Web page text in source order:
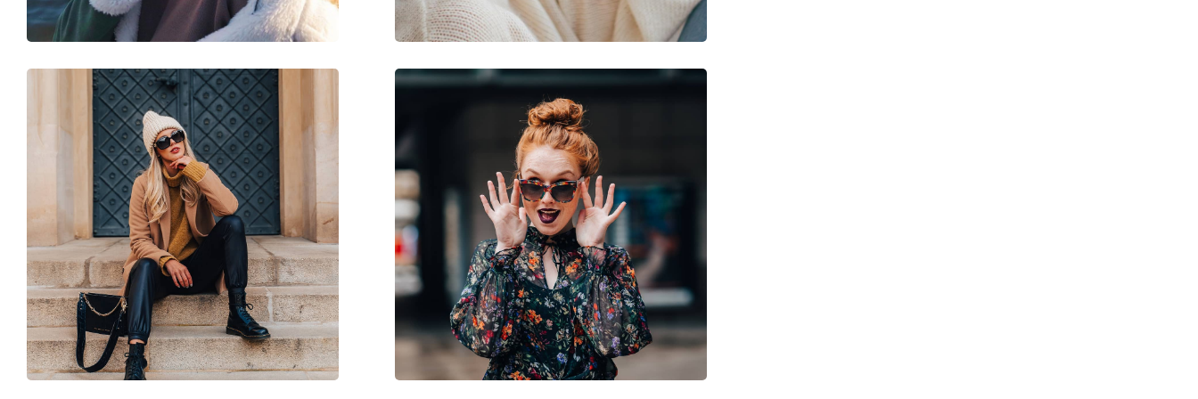
Εύκαμπτη άρθρωση:
Όχι
Αξεσουάρ
Παρέχονται με θήκη:
Ναι
Πανί καθαρισμού:
Ναι
Άλλα
Unisex
Κατηγορία:
Γυαλιά Ηλίου Επώνυμες Μάρκες
Μάρκα:
Lentiamo
Χρήση:
Μόδα
Κωδικός Προϊόντος / Μοντέλο:
Georgios Transparent
Διαθέσιμο με συνταγή:
Ναι